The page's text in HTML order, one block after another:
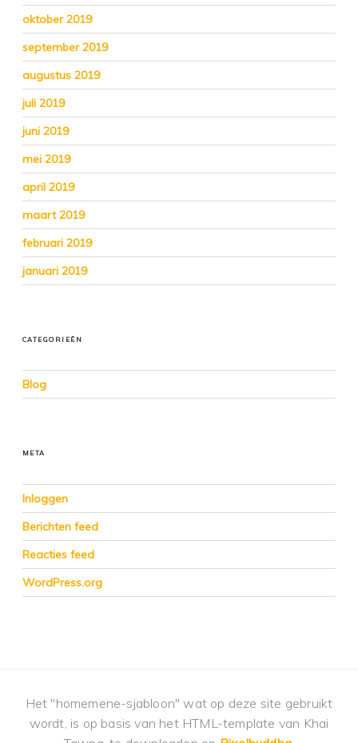
oktober 2019
september 2019
augustus 2019
juli 2019
juni 2019
mei 2019
april 2019
maart 2019
februari 2019
januari 2019
CATEGORIEËN
Blog
META
Inloggen
Berichten feed
Reacties feed
WordPress.org
Het "homemene-sjabloon" wat op deze site gebruikt
wordt, is op basis van het HTML-template van Khai